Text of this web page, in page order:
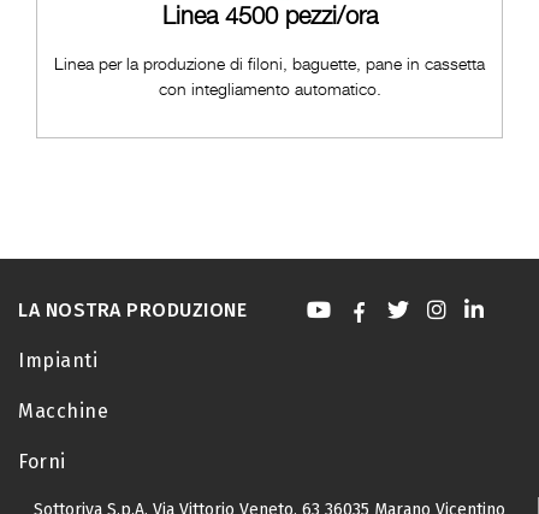
Linea 4500 pezzi/ora
Linea per la produzione di filoni, baguette, pane in cassetta
con integliamento automatico.
LA NOSTRA PRODUZIONE
Impianti
Macchine
Forni
Sottoriva S.p.A. Via Vittorio Veneto, 63 36035 Marano Vicentino